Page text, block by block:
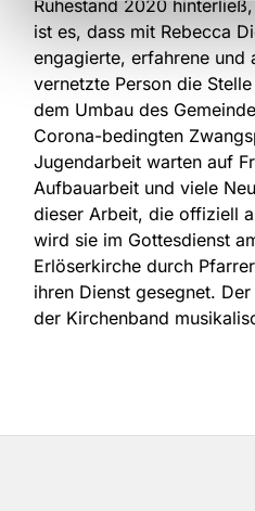
Ruhestand 2020
ist es, dass mit Rebecca
engagierte, erfahrene und
vernetzte Person die
dem Umbau des
Corona-bedingten
Jugendarbeit warten auf
Aufbauarbeit und viele
dieser Arbeit, die offiziell
wird sie im Gottesdienst
Erlöserkirche durch
ihren Dienst gesegnet.
der Kirchenband